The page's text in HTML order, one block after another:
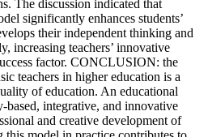
The discussion indicated that
significantly enhances students’
their independent thinking and
increasing teachers’ innovative
factor. CONCLUSION: the
teachers in higher education is a
of education. An educational
based, integrative, and innovative
and creative development of